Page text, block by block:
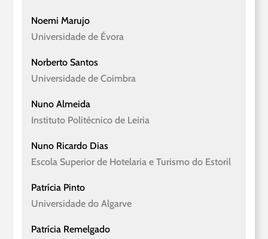
Noemi Marujo
Universidade de Évora
Norberto Santos
Universidade de Coimbra
Nuno Almeida
Instituto Politécnico de Leiria
Nuno Ricardo Dias
Escola Superior de Hotelaria e Turismo do Estoril
Patrícia Pinto
Universidade do Algarve
Patrícia Remelgado